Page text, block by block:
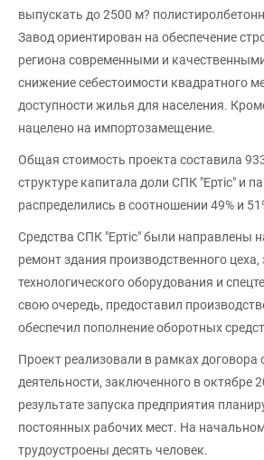
выпускать до 2500 м?
Завод ориентирован на обеспечение
региона современными и
снижение себестоимости квадратного
доступности жилья для населения.
нацелено на импортозамещение.
Общая стоимость проекта составила
структуре капитала доли СПК "Ертіс" и
распределились в соотношении 49% и
Средства СПК "Ертіс" были направлены
ремонт здания производственного цеха,
технологического оборудования и
свою очередь, предоставил
обеспечил пополнение оборотных
Проект реализовали в рамках договора
деятельности, заключенного в октябре
результате запуска предприятия
постоянных рабочих мест. На
трудоустроены десять человек.